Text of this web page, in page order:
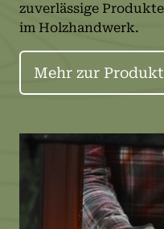
zuverlässige
im Holzhandwerk.
Mehr zur